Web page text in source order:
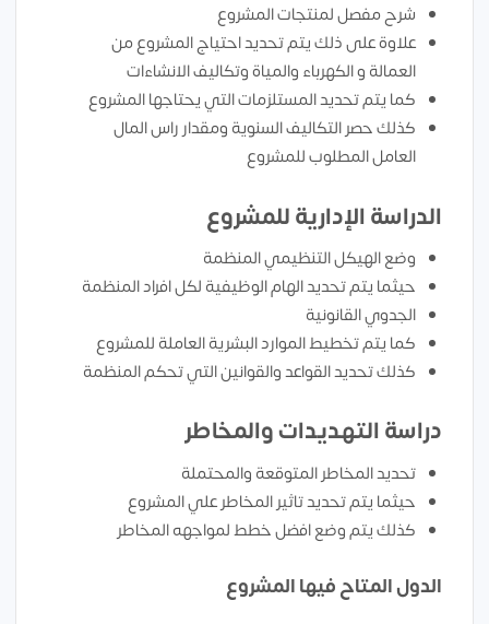
شرح مفصل لمنتجات المشروع
علاوة على ذلك يتم تحديد احتياج المشروع من
العمالة و الكهرباء والمياة وتكاليف الانشاءات
كما يتم تحديد المستلزمات التي يحتاجها المشروع
كذلك حصر التكاليف السنوية ومقدار راس المال
العامل المطلوب للمشروع
الدراسة الإدارية للمشروع
وضع الهيكل التنظيمي المنظمة
حيثما يتم تحديد الهام الوظيفية لكل افراد المنظمة
الجدوي القانونية
كما يتم تخطيط الموارد البشرية العاملة للمشروع
كذلك تحديد القواعد والقوانين التي تحكم المنظمة
دراسة التهديدات والمخاطر
تحديد المخاطر المتوقعة والمحتملة
حيثما يتم تحديد تاثير المخاطر علي المشروع
كذلك يتم وضع افضل خطط لمواجهه المخاطر
الدول المتاح فيها المشروع